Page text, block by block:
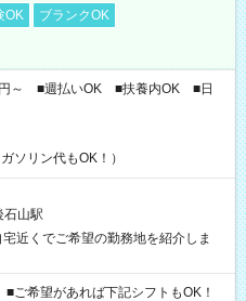
OK
ブランクOK
円～ ■週払いOK ■扶養内OK ■日
ソリン代もOK！）
石山駅
近くでご希望の勤務地を紹介しま